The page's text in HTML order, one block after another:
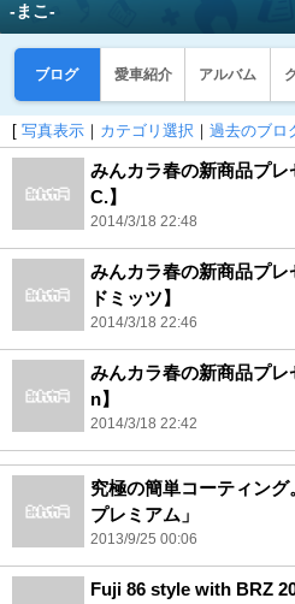
‐まこ‐
ブログ 愛車紹介 アルバム
[ 写真表示 ｜ カテゴリ選択 ｜ 過去のブロ
みんカラ春の新商品プレ
C.】
2014/3/18 22:48
みんカラ春の新商品プレ
ドミッツ】
2014/3/18 22:46
みんカラ春の新商品プ
n】
2014/3/18 22:42
究極の簡単コーティン
プレミアム」
2013/9/25 00:06
Fuji 86 style with BRZ